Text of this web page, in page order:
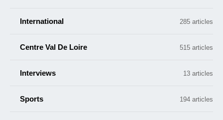
International 285 articles
Centre Val De Loire 515 articles
Interviews 13 articles
Sports 194 articles